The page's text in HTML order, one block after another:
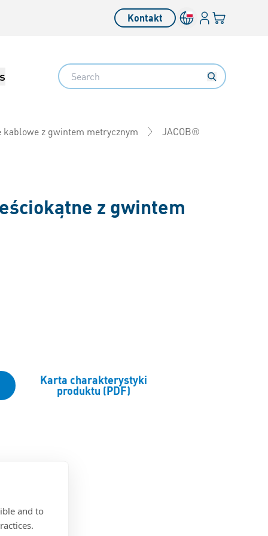
and to
Kontakt LoginTwój koszyk
Search
kablowe z gwintem metrycznym JACOB®
z gwintem
Karta charakterystyki
produktu (PDF)